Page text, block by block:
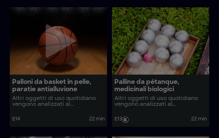
Palloni da basket in pelle,
paratie antialluvione
Altri oggetti di uso quotidiano
vengono analizzati al
processi produttivi dietro oggetti
comuni come tele in legno e
E14 22 min
Palline da pétanque,
medicinali biologici
Altri oggetti di uso quotidiano
vengono analizzati al
realizzati oggetti come finitrici
d’asfalto ed espadrillas basche?
E13 22 min